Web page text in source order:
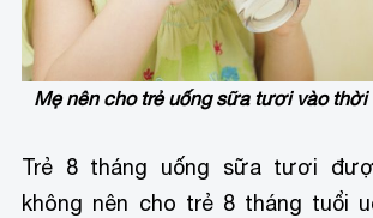
Mẹ nên cho trẻ uống sữa tươi vào
Trẻ 8 tháng uống sữa tươi
không nên cho trẻ 8 tháng tuổi